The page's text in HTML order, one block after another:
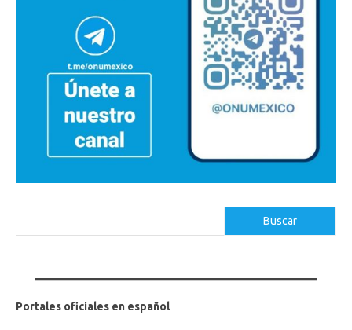
Buscar
Portales oficiales en español